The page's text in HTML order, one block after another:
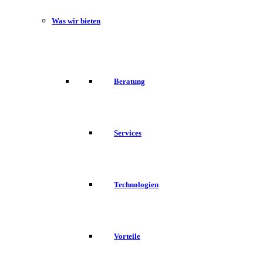
Was wir bieten
Beratung
Services
Technologien
Vorteile